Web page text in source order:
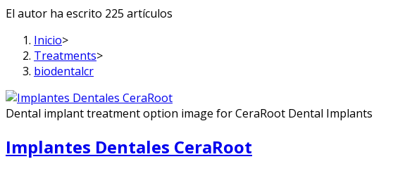
El autor ha escrito 225 artículos
Inicio>
Treatments>
biodentalcr
Dental implant treatment option image for CeraRoot Dental Implants
Implantes Dentales CeraRoot